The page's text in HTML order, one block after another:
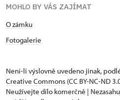
MOHLO BY VÁS ZAJÍMAT
O zámku
Fotogalerie
Není-li výslovně uvedeno jinak,
Creative Commons (CC BY-NC-ND
Neužívejte dílo komerčně |